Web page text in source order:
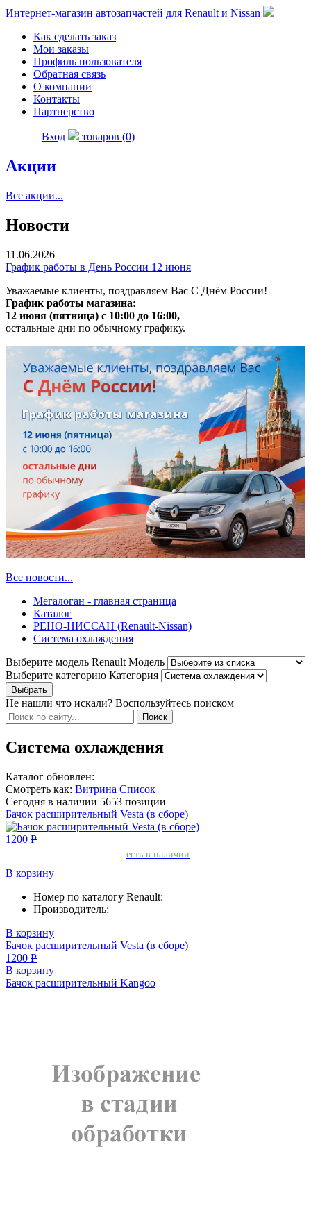
Интернет-магазин автозапчастей для Renault и Nissan
Как сделать заказ
Мои заказы
Профиль пользователя
Обратная связь
О компании
Контакты
Партнерство
Вход товаров (0)
Акции
Все акции...
Новости
11.06.2026
График работы в День России 12 июня
Уважаемые клиенты, поздравляем Вас С Днём России!
График работы магазина:
12 июня (пятница) с 10:00 до 16:00,
остальные дни по обычному графику.
Все новости...
Мегалоган - главная страница
Каталог
РЕНО-НИССАН (Renault-Nissan)
Система охлаждения
Выберите модель Renault Модель
Выберите категорию Категория
Не нашли что искали? Воспользуйтесь поиском
Система охлаждения
Каталог обновлен:
Смотреть как: Витрина Список
Сегодня в наличии 5653 позиции
Бачoк расширительный Vesta (в сборе)
1200 Р
есть в наличии
В корзину
Номер по каталогу Renault:
Производитель:
В корзину
Бачoк расширительный Vesta (в сборе)
1200 Р
В корзину
Бачок расширительный Kangoo